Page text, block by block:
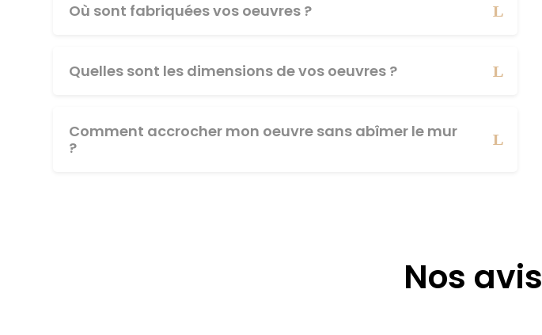
Où sont fabriquées vos oeuvres ?
Quelles sont les dimensions de vos oeuvres ?
Comment accrocher mon oeuvre sans abîmer le mur
?
Nos avis